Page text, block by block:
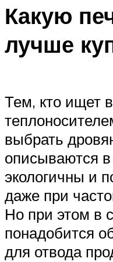
Какую
лучше
Тем, кто ищет
выбрать
описываются
экологичны и
даже при
Но при этом в
понадобится
для отвода